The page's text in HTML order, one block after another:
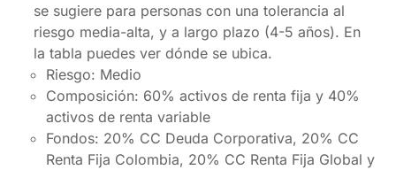
se sugiere para personas con una tolerancia al
riesgo media-alta, y a largo plazo (4-5 años). En
la tabla puedes ver dónde se ubica.
Riesgo: Medio
Composición: 60% activos de renta fija y 40%
activos de renta variable
Fondos: 20% CC Deuda Corporativa, 20% CC
Renta Fija Colombia, 20% CC Renta Fija Global y